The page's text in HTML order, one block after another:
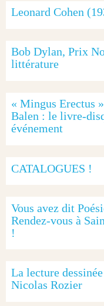
Leonard Cohen
Bob Dylan, Prix
littérature
« Mingus Erectus
Balen : le livre-
événement
CATALOGUES !
Vous avez dit
Rendez-vous à
!
La lecture
Nicolas Rozier